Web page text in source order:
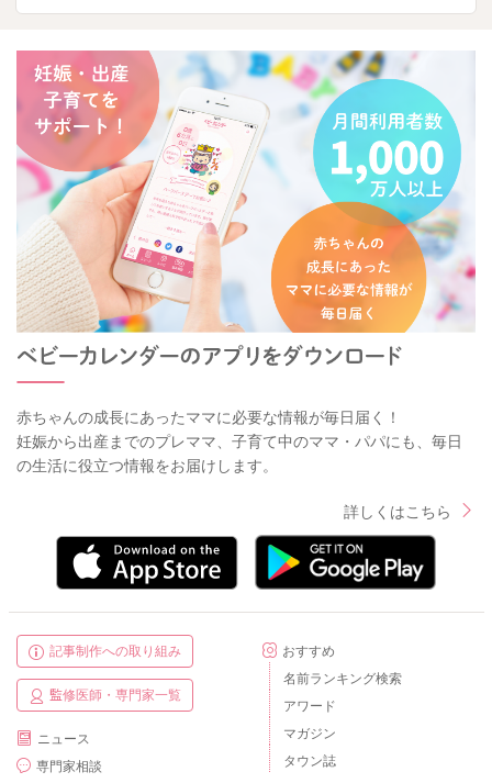
赤ちゃんの成長にあったママに必要な情報が毎日届く！
妊娠から出産までのプレママ、子育て中のママ・パパにも、毎日
の生活に役立つ情報をお届けします。
詳しくはこちら
記事制作への取り組み
監修医師・専門家一覧
ニュース
専門家相談
おすすめ
名前ランキング検索
アワード
マガジン
タウン誌